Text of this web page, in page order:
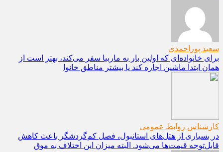
سعید پوراحمدی
برای خانواده‌ای که اولین بار به ماربیا سفر می‌کند، بهتر است از
همان ابتدا ماشین اجاره کند یا بیشتر مناطق خانوا
کارشناس روابط عمومی
در بسیاری از هتل‌های استانبول، فصل کم‌گردشگر باعث کاهش
قابل‌توجه قیمت‌ها می‌شود. البته میزان این اختلاف به موق